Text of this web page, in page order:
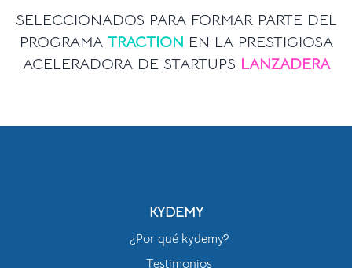
SELECCIONADOS PARA FORMAR PARTE DEL
PROGRAMA TRACTION EN LA PRESTIGIOSA
ACELERADORA DE STARTUPS LANZADERA
KYDEMY
¿Por qué kydemy?
Testimonios